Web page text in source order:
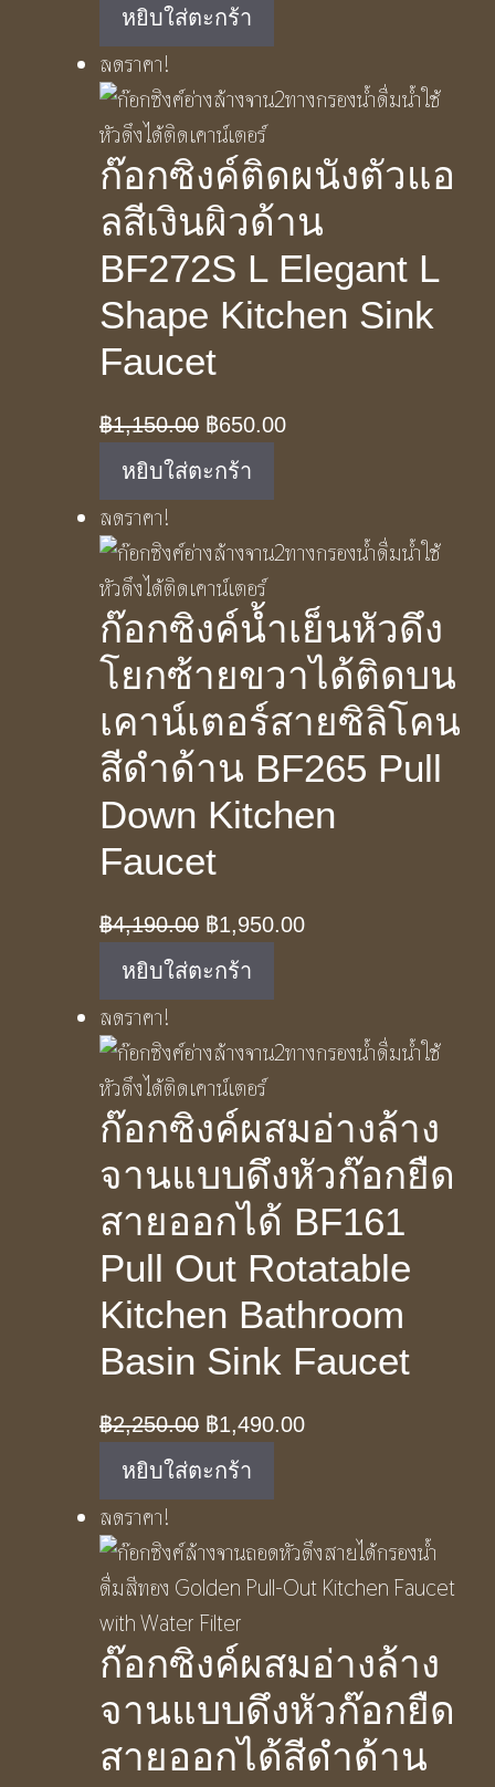
price
was:
หยิบใส่ตะกร้า
ลดราคา!
ก๊อกซิงค์ติดผนังตัวแอ
ลสีเงินผิวด้าน
BF272S L Elegant L
Shape Kitchen Sink
Faucet
฿1,150.00 Original
price
was:
฿650.00Current
หยิบใส่ตะกร้า
ลดราคา!
ก๊อกซิงค์น้ำเย็นหัวดึง
โยกซ้ายขวาได้ติดบน
เคาน์เตอร์สายซิลิโคน
สีดำด้าน BF265 Pull
Down Kitchen
Faucet
฿4,190.00 Original
price
was:
฿1,950.00Current
หยิบใส่ตะกร้า
ลดราคา!
ก๊อกซิงค์ผสมอ่างล้าง
จานแบบดึงหัวก๊อกยืด
สายออกได้ BF161
Pull Out Rotatable
Kitchen Bathroom
Basin Sink Faucet
฿2,250.00 Original
price
was:
฿1,490.00Current
หยิบใส่ตะกร้า
ลดราคา!
ก๊อกซิงค์ผสมอ่างล้าง
จานแบบดึงหัวก๊อกยืด
สายออกได้สีดำด้าน